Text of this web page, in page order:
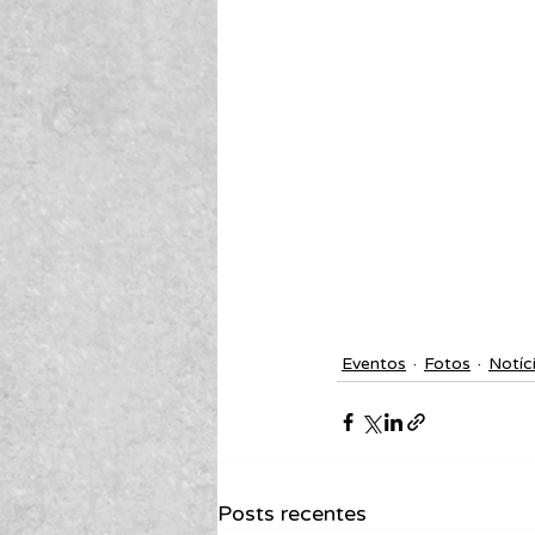
Eventos Fotos
Posts recentes